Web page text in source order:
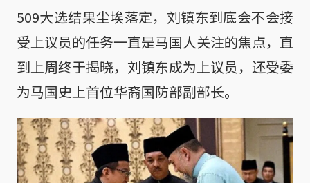
509大选结果尘埃落定，刘镇东到底会不会接
受上议员的任务一直是马国人关注的焦点，直
到上周终于揭晓，刘镇东成为上议员，还受委
为马国史上首位华裔国防部副部长。